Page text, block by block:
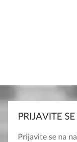
PRIJAVITE
Prijavite se na